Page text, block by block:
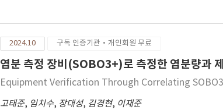
적인 영향을 미쳤다. 둘째, 경기관람결정요인은 타인추천
으로써 관람만족을 제고하고, 이를 기반으로 재방문과 자발
사한다.
2024.10 구독 인증기관·개인회원 무료
염분 측정 장비(SOBO3+)로 측정한 염분량과
Equipment Verification Through Correlating
고태준, 임치수, 장대성, 김경현, 이재준